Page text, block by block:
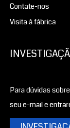
Contate-nos
Visita à fábrica
Para dúvidas
seu e-mail e